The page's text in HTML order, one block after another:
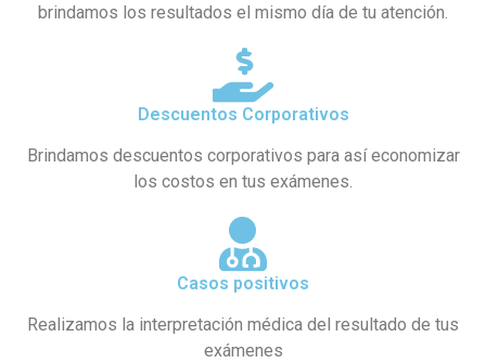
brindamos los resultados el mismo día de tu atención.
Descuentos Corporativos
Brindamos descuentos corporativos para así economizar
los costos en tus exámenes.
Casos positivos
Realizamos la interpretación médica del resultado de tus
exámenes